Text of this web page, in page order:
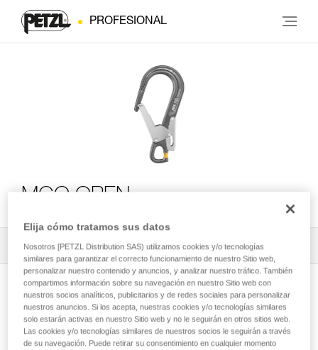
PROFESIONAL
MGO OPEN
Todos los contenidos técnicos 1 Filtrar
Elija cómo tratamos sus datos
Nosotros [PETZL Distribution SAS) utilizamos cookies y/o tecnologías
similares para garantizar el correcto funcionamiento de nuestro Sitio web,
personalizar nuestro contenido y anuncios, y analizar nuestro tráfico. También
compartimos información sobre su navegación en nuestro Sitio web con
nuestros socios analíticos, publicitarios y de redes sociales para personalizar
nuestros anuncios. Si los acepta, nuestras cookies y/o tecnologías similares
solo estarán activas en nuestro Sitio web y no le seguirán en otros sitios web.
Las cookies y/o tecnologías similares de nuestros socios le seguirán a través
de su navegación. Puede retirar su consentimiento en cualquier momento